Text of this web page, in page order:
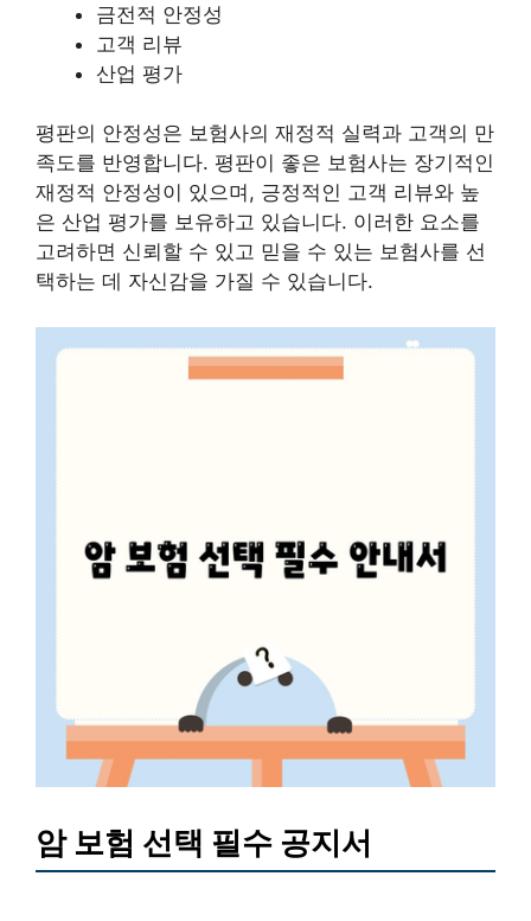
금전적 안정성
고객 리뷰
산업 평가
평판의 안정성은 보험사의 재정적 실력과 고객의 만
족도를 반영합니다. 평판이 좋은 보험사는 장기적인
재정적 안정성이 있으며, 긍정적인 고객 리뷰와 높
은 산업 평가를 보유하고 있습니다. 이러한 요소를
고려하면 신뢰할 수 있고 믿을 수 있는 보험사를 선
택하는 데 자신감을 가질 수 있습니다.
암 보험 선택 필수 공지서